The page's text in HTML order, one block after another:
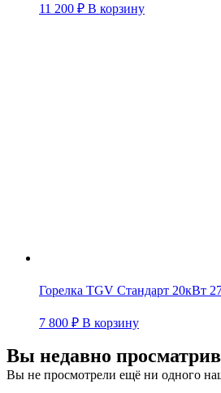
11 200 ₽ В корзину
Горелка TGV Стандарт 20кВт
7 800 ₽ В корзину
Вы недавно
Вы не просмотрели ещё ни одного